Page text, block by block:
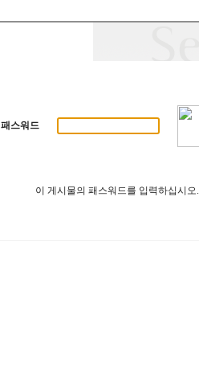
패스워드
이 게시물의 패스워드를 입력하십시오.